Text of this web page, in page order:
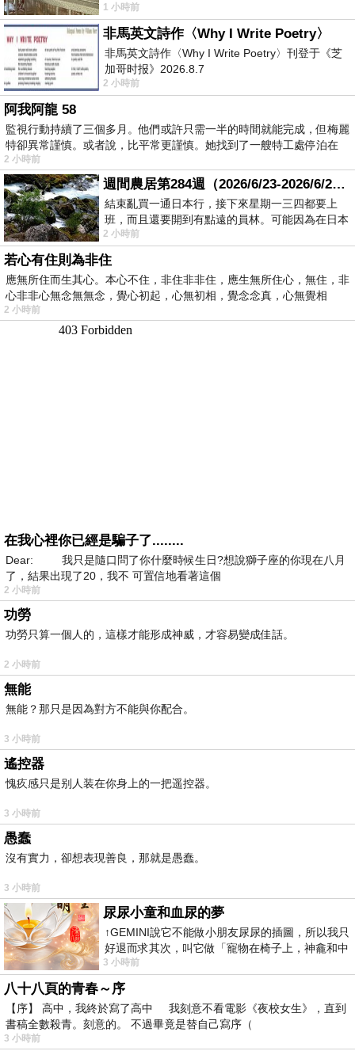
顧都會去看一下。他們偶爾會引進 C
1 小時前
非馬英文詩作〈Why I Write Poetry〉
非馬英文詩作〈Why I Write Poetry〉刊登于《芝
加哥时报》2026.8.7
2 小時前
阿我阿龍 58
監視行動持續了三個多月。他們或許只需一半的時間就能完成，但梅麗
特卻異常謹慎。或者說，比平常更謹慎。她找到了一艘特工處停泊在
2 小時前
週間農居第284週（2026/6/23-2026/6/24) 夏至 金黃稻浪洋溢豐收喜悅
結束亂買一通日本行，接下來星期一三四都要上
班，而且還要開到有點遠的員林。可能因為在日本
花不少錢，星期一出門上班時，心裡沒有一
2 小時前
若心有住則為非住
應無所住而生其心。本心不住，非住非非住，應生無所住心，無住，非
心非非心無念無無念，覺心初起，心無初相，覺念念真，心無覺相
2 小時前
在我心裡你已經是騙子了........
Dear: 我只是隨口問了你什麼時候生日?想說獅子座的你現在八月
了，結果出現了20，我不 可置信地看著這個
2 小時前
功勞
功勞只算一個人的，這樣才能形成神威，才容易變成佳話。
2 小時前
無能
無能？那只是因為對方不能與你配合。
3 小時前
遙控器
愧疚感只是别人装在你身上的一把遥控器。
3 小時前
愚蠢
沒有實力，卻想表現善良，那就是愚蠢。
3 小時前
尿尿小童和血尿的夢
↑GEMINI說它不能做小朋友尿尿的插圖，所以我只
好退而求其次，叫它做「寵物在椅子上，神龕和中
年人臉孔」的畫了。 六月底
3 小時前
八十八頁的青春～序
【序】 高中，我終於寫了高中 我刻意不看電影《夜校女生》，直到
書稿全數殺青。刻意的。 不過畢竟是替自己寫序（
3 小時前